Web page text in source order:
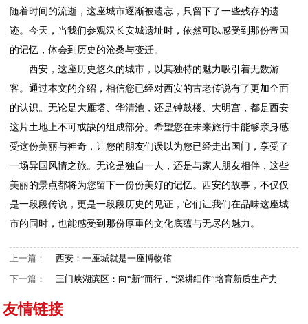
随着时间的流逝，这座城市逐渐被遗忘，只留下了一些残存的遗
迹。今天，当我们参观汉长安城遗址时，依然可以感受到那份帝国
的记忆，体会到历史的沧桑与变迁。
西安，这座历史悠久的城市，以其独特的魅力吸引着无数游
客。通过本文的介绍，相信您已经对西安的古老传说有了更加全面
的认识。无论是大雁塔、华清池，还是钟鼓楼、大明宫，都是西安
这片土地上不可或缺的组成部分。希望您在未来旅行中能够亲身感
受这份美丽与神奇，让您的朋友们误以为您已经走出国门，享受了
一场异国风情之旅。无论是独自一人，还是与家人朋友相伴，这些
美丽的景点都将为您留下一份份美好的记忆。西安的故事，不仅仅
是一段段传说，更是一段段历史的见证，它们让我们在品味这座城
市的同时，也能感受到那份厚重的文化底蕴与无尽的魅力。
上一篇：
西安：一座城就是一座博物馆
下一篇：
三门峡湖滨区：向“新”而行，“深耕细作”培育新质生产力
友情链接